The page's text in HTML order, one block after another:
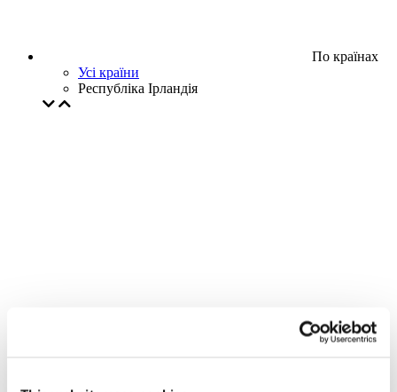
По країнах
Усі країни
Республіка Ірландія